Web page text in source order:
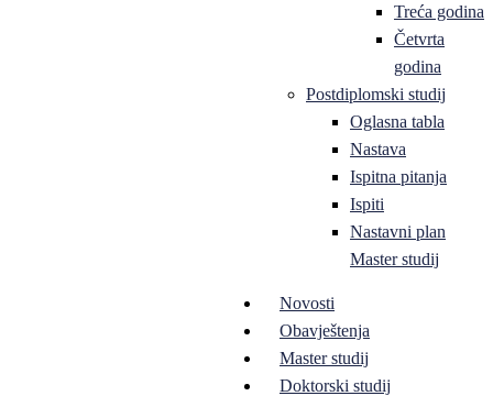
Treća godina
Četvrta
godina
Postdiplomski studij
Oglasna tabla
Nastava
Ispitna pitanja
Ispiti
Nastavni plan
Master studij
Novosti
Obavještenja
Master studij
Doktorski studij